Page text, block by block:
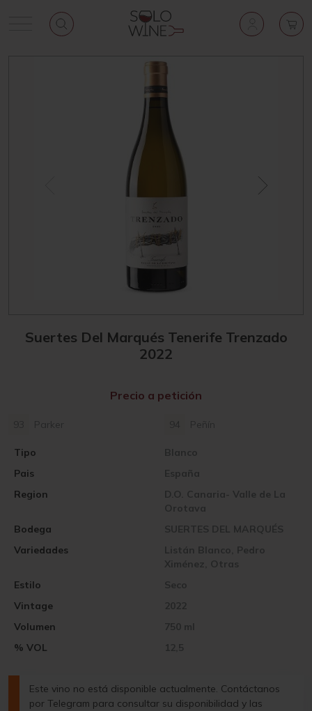
Suertes Del Marqués Tenerife Trenzado
2022
Parker Peñín
Pais España
Vintage 2022
Region
D.O. Canaria- Valle de La
Orotava
Volumen 750 ml
Bodega SUERTES DEL MARQUÉS
% VOL 12,5
Variedades
Listán Blanco, Pedro
Ximénez, Otras
Tipo Blanco
Estilo Seco
Precio a petición
Este vino no está disponible actualmente. Contáctanos
por Telegram para consultar su disponibilidad y las